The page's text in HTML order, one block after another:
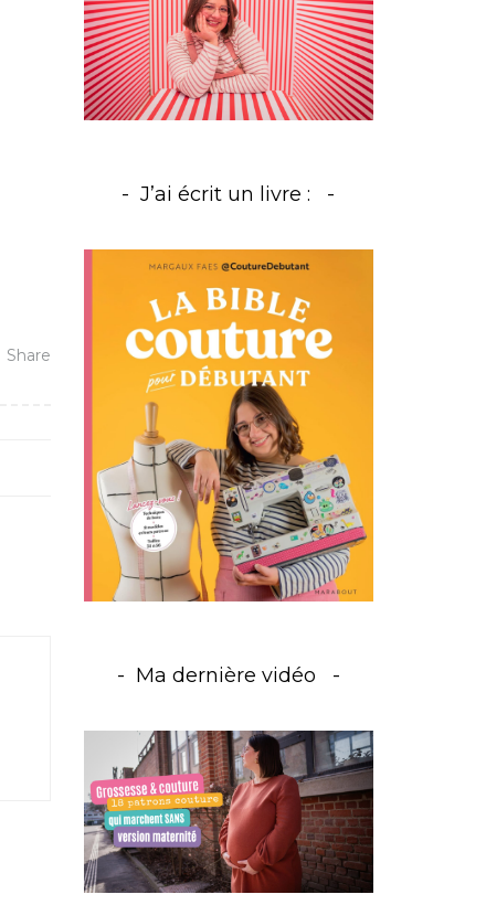
Share
J’ai écrit un livre :
Ma dernière vidéo